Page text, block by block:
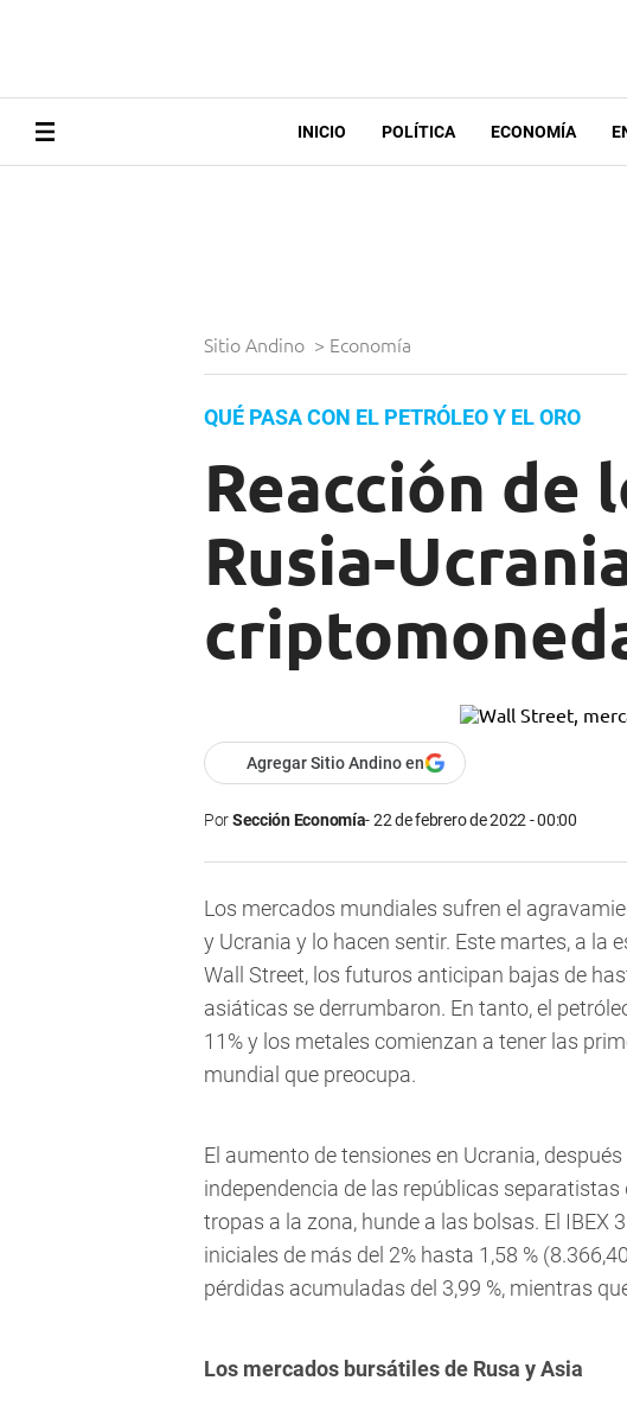
INICIO POLÍTICA ECONOMÍA
Sitio Andino > Economía
QUÉ PASA CON EL PETRÓLEO Y EL ORO
Reacción de
Rusia-
Agregar Sitio Andino en
PorSección Economía 22 de febrero de 2022 - 00:00
Los mercados mundiales sufren el
y Ucrania y lo hacen sentir. Este martes, a la
Wall Street, los futuros anticipan bajas de
asiáticas se derrumbaron. En tanto, el
11% y los metales comienzan a tener las
mundial que preocupa.
El aumento de tensiones en Ucrania,
independencia de las repúblicas
tropas a la zona, hunde a las bolsas. El IBEX
iniciales de más del 2% hasta 1,58 %
pérdidas acumuladas del 3,99 %, mientras
Los mercados bursátiles de Rusa y Asia